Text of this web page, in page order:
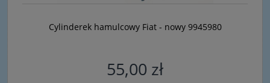
Cylinderek hamulcowy Fiat - nowy 9945980
55,00 zł